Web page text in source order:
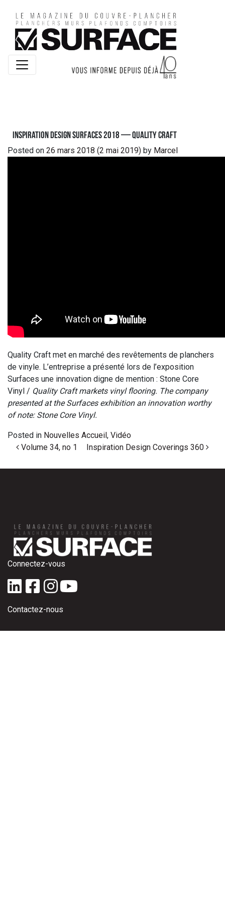
Inspiration Design Surfaces 2018 — Quality Craft
Posted on 26 mars 2018 (2 mai 2019) by Marcel
Quality Craft met en marché des revêtements de planchers
de vinyle. L’entreprise a présenté lors de l’exposition
Surfaces une innovation digne de mention : Stone Core
Vinyl / Quality Craft markets vinyl flooring. The company
presented at the Surfaces exhibition an innovation worthy
of note: Stone Core Vinyl.
Posted in Nouvelles Accueil , Vidéo
Post navigation
Volume 34, no 1 Inspiration Design Coverings 360
Connectez-vous
Contactez-nous